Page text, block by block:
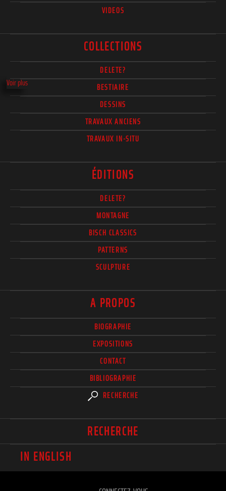
Voir plus
VIDEOS
COLLECTIONS
DELETE?
BESTIAIRE
DESSINS
TRAVAUX ANCIENS
TRAVAUX IN-SITU
ÉDITIONS
DELETE?
MONTAGNE
BISCH CLASSICS
PATTERNS
SCULPTURE
A PROPOS
BIOGRAPHIE
EXPOSITIONS
CONTACT
BIBLIOGRAPHIE
RECHERCHE
RECHERCHE
IN ENGLISH